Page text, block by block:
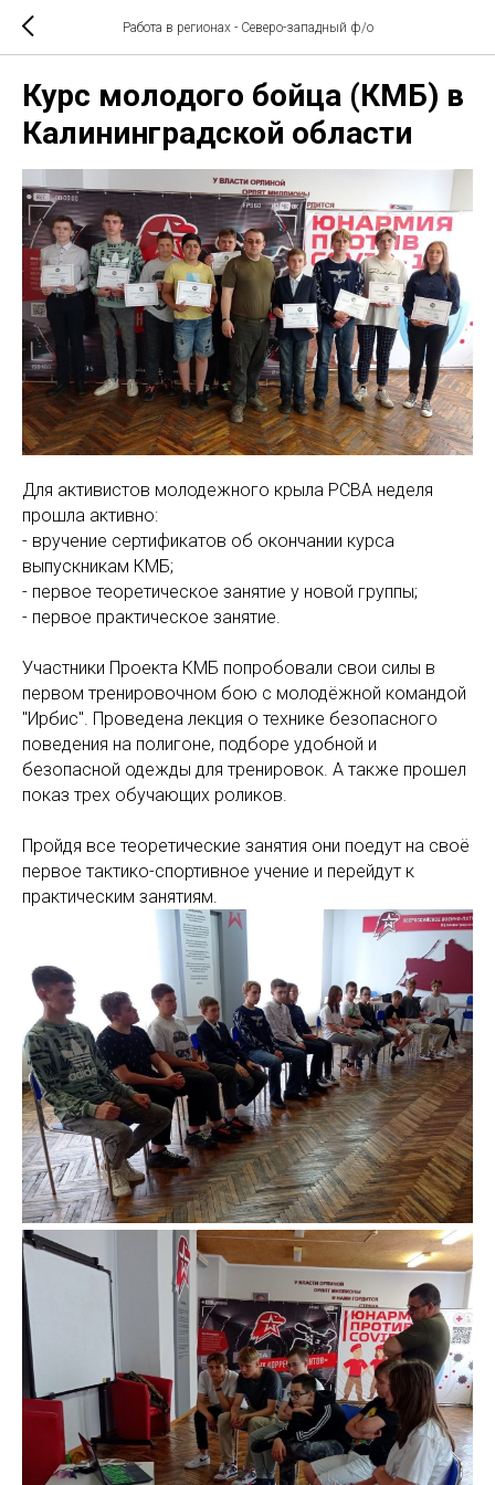
Работа в регионах - Северо-западный ф/о
Курс молодого бойца (КМБ) в
Калининградской области
Для активистов молодежного крыла РСВА неделя
прошла активно:
- вручение сертификатов об окончании курса
выпускникам КМБ;
- первое теоретическое занятие у новой группы;
- первое практическое занятие.
Участники Проекта КМБ попробовали свои силы в
первом тренировочном бою с молодёжной командой
"Ирбис". Проведена лекция о технике безопасного
поведения на полигоне, подборе удобной и
безопасной одежды для тренировок. А также прошел
показ трех обучающих роликов.
Пройдя все теоретические занятия они поедут на своё
первое тактико-спортивное учение и перейдут к
практическим занятиям.